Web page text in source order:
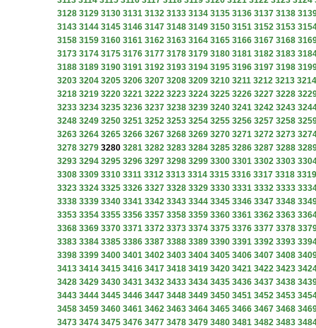
3128 3129 3130 3131 3132 3133 3134 3135 3136 3137 3138
3143 3144 3145 3146 3147 3148 3149 3150 3151 3152 3153
3158 3159 3160 3161 3162 3163 3164 3165 3166 3167 3168
3173 3174 3175 3176 3177 3178 3179 3180 3181 3182 3183
3188 3189 3190 3191 3192 3193 3194 3195 3196 3197 3198
3203 3204 3205 3206 3207 3208 3209 3210 3211 3212 3213 3214
3218 3219 3220 3221 3222 3223 3224 3225 3226 3227 3228
3233 3234 3235 3236 3237 3238 3239 3240 3241 3242 3243
3248 3249 3250 3251 3252 3253 3254 3255 3256 3257 3258
3263 3264 3265 3266 3267 3268 3269 3270 3271 3272 3273
3278 3279 3280 3281 3282 3283 3284 3285 3286 3287 3288
3293 3294 3295 3296 3297 3298 3299 3300 3301 3302 3303
3308 3309 3310 3311 3312 3313 3314 3315 3316 3317 3318 3319
3323 3324 3325 3326 3327 3328 3329 3330 3331 3332 3333
3338 3339 3340 3341 3342 3343 3344 3345 3346 3347 3348
3353 3354 3355 3356 3357 3358 3359 3360 3361 3362 3363
3368 3369 3370 3371 3372 3373 3374 3375 3376 3377 3378
3383 3384 3385 3386 3387 3388 3389 3390 3391 3392 3393
3398 3399 3400 3401 3402 3403 3404 3405 3406 3407 3408
3413 3414 3415 3416 3417 3418 3419 3420 3421 3422 3423
3428 3429 3430 3431 3432 3433 3434 3435 3436 3437 3438
3443 3444 3445 3446 3447 3448 3449 3450 3451 3452 3453
3458 3459 3460 3461 3462 3463 3464 3465 3466 3467 3468
3473 3474 3475 3476 3477 3478 3479 3480 3481 3482 3483